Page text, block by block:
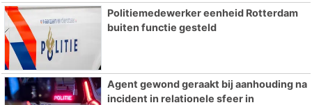
Politiemedewerker eenheid Rotterdam
buiten functie gesteld
Agent gewond geraakt bij aanhouding na
incident in relationele sfeer in